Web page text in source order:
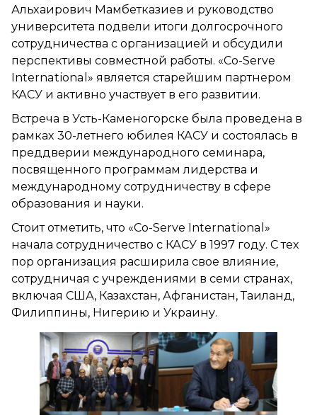
Альхаирович Мамбетказиев и руководство
университета подвели итоги долгосрочного
сотрудничества с организацией и обсудили
перспективы совместной работы. «Co-Serve
International» является старейшим партнером
КАСУ и активно участвует в его развитии.
Встреча в Усть-Каменогорске была проведена в
рамках 30-летнего юбилея КАСУ и состоялась в
преддверии международного семинара,
посвященного программам лидерства и
международному сотрудничеству в сфере
образования и науки.
Стоит отметить, что «Co-Serve International»
начала сотрудничество с КАСУ в 1997 году. С тех
пор организация расширила свое влияние,
сотрудничая с учреждениями в семи странах,
включая США, Казахстан, Афганистан, Таиланд,
Филиппины, Нигерию и Украину.